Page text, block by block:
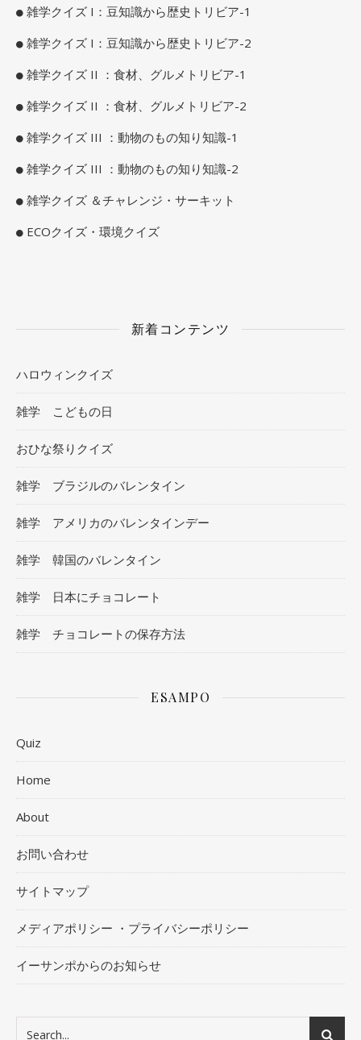
雑学クイズ I：豆知識から歴史トリビア-1
雑学クイズ I：豆知識から歴史トリビア-2
雑学クイズ II ：食材、グルメトリビア-1
雑学クイズ II ：食材、グルメトリビア-2
雑学クイズ III ：動物のもの知り知識-1
雑学クイズ III ：動物のもの知り知識-2
雑学クイズ ＆チャレンジ・サーキット
ECOクイズ・環境クイズ
新着コンテンツ
ハロウィンクイズ
雑学 こどもの日
おひな祭りクイズ
雑学 ブラジルのバレンタイン
雑学 アメリカのバレンタインデー
雑学 韓国のバレンタイン
雑学 日本にチョコレート
雑学 チョコレートの保存方法
ESAMPO
Quiz
Home
About
お問い合わせ
サイトマップ
メディアポリシー ・プライバシーポリシー
イーサンポからのお知らせ